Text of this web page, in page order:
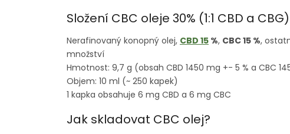
Složení CBC oleje 30% (1:1 CBD a CBG)
Nerafinovaný konopný olej, CBD 15 %, CBC 15 %,
množství
Hmotnost: 9,7 g (obsah CBD 1450 mg +- 5 % a CBC
Objem: 10 ml (~ 250 kapek)
1 kapka obsahuje 6 mg CBD a 6 mg CBC
Jak skladovat CBC olej?